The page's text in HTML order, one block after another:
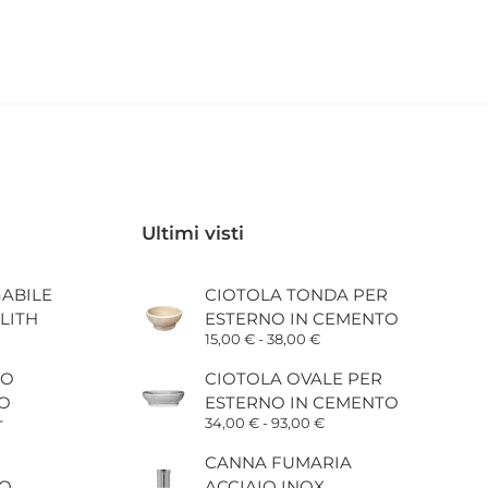
Ultimi visti
CIOTOLA TONDA PER
ESTERNO IN CEMENTO
15,00 €-38,00 €Fascia
prezzo:
da
15,00 €
a
CIOTOLA OVALE PER
ESTERNO IN CEMENTO
34,00 €-93,00 €Fascia
prezzo:
da
CANNA FUMARIA